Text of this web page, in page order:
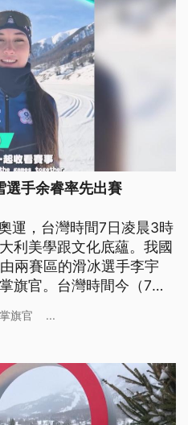
選手余睿率先出賽
運，台灣時間7日凌晨3時
利美學跟文化底蘊。我國
兩賽區的滑冰選手李宇
旗官。台灣時間今（7）
掌旗官 ...